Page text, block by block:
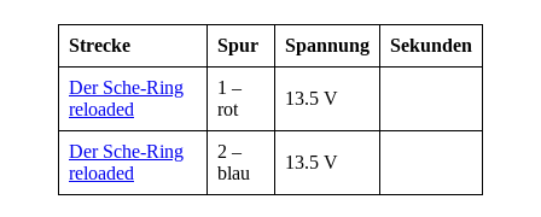
Strecke Spur Spannung Sekunden
Der Sche-Ring
reloaded
1 –
rot
13.5 V
Der Sche-Ring
reloaded
2 –
blau
13.5 V